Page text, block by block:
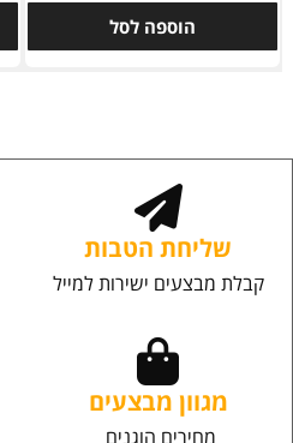
הוספה לסל
שליחת הטבות
קבלת מבצעים ישירות למייל
מגוון מבצעים
מחירים הוגנים